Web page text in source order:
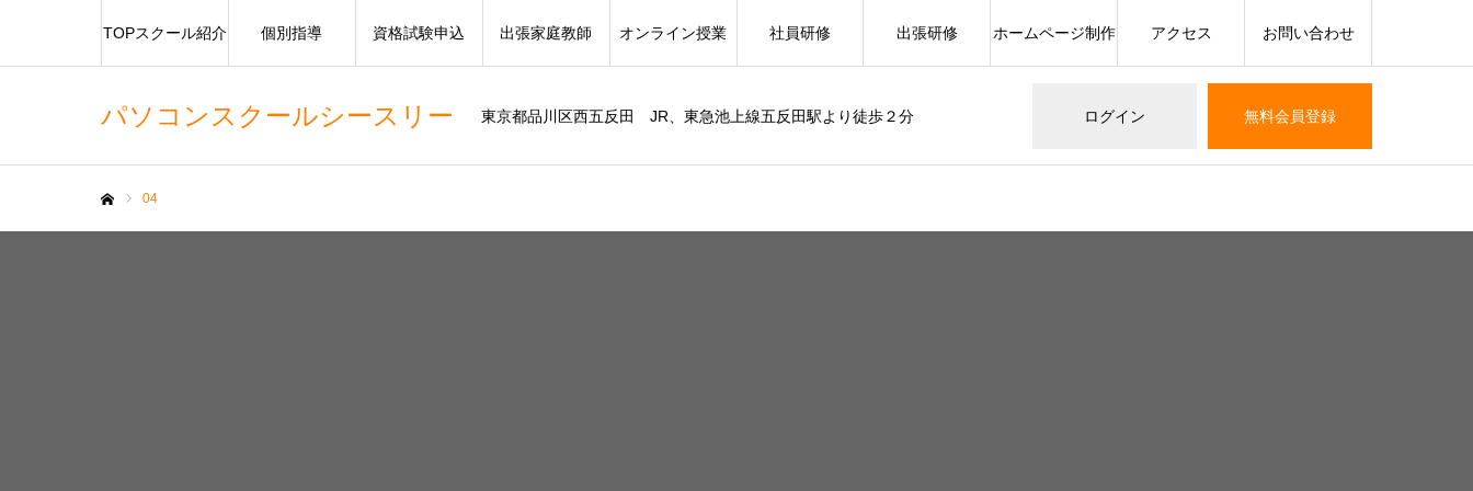
パソコンスクールシースリー 東京都品川区西五反田 JR、東急池上線五反田駅より徒歩２分 ログイン 無料会員登録
TOPスクール紹介 個別指導 資格試験申込 出張家庭教師 オンライン授業 社員研修 出張研修 ホームページ制作 アクセス お問い合わせ
04